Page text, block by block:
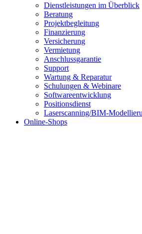
Dienstleistungen im Überblick
Beratung
Projektbegleitung
Finanzierung
Versicherung
Vermietung
Anschlussgarantie
Support
Wartung & Reparatur
Schulungen & Webinare
Softwareentwicklung
Positionsdienst
Laserscanning/BIM-
Online-Shops